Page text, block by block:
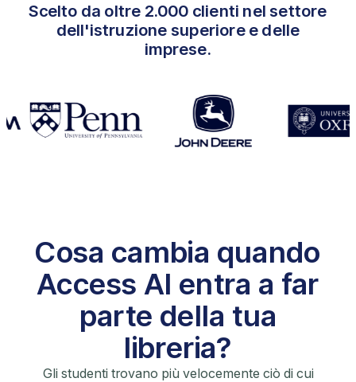
Scelto da oltre 2.000 clienti nel settore
dell'istruzione superiore e delle
imprese.
Cosa cambia quando
Access AI entra a far
parte della tua
libreria?
Gli studenti trovano più velocemente ciò di cui